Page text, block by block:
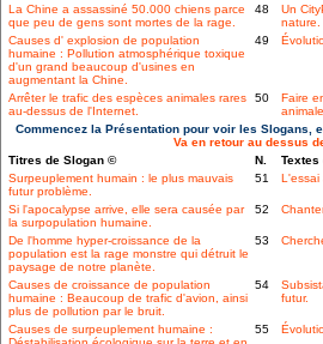
La Chine a assassiné 50.000 chiens parce
que peu de gens sont mortes de la rage.
48
Un
nature.
Causes d' explosion de population
humaine : Pollution atmosphérique toxique
d'un grand beaucoup d'usines en
augmentant la Chine.
49
Arrêter le trafic des espèces animales rares
au-dessus de l'Internet.
50
Faire
Commencez la Présentation pour voir les Slogans,
Va en retour au dessus
Titres de Slogan ©
N.
Surpeuplement humain : le plus mauvais
futur problème.
51 L'essai
Si l'apocalypse arrive, elle sera causée par
la surpopulation humaine.
52
De l'homme hyper-croissance de la
population est la rage monstre qui détruit le
paysage de notre planète.
53
Causes de croissance de population
humaine : Beaucoup de trafic d'avion, ainsi
plus de pollution par le bruit.
54
futur.
Causes de surpeuplement humaine :
55